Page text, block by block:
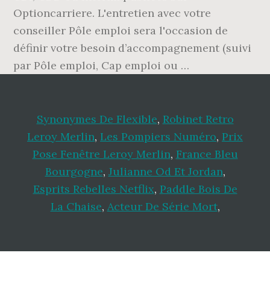
Optioncarriere. L'entretien avec votre
conseiller Pôle emploi sera l'occasion de
définir votre besoin d’accompagnement (suivi
par Pôle emploi, Cap emploi ou …
Synonymes De Flexible, Robinet Retro
Leroy Merlin, Les Pompiers Numéro, Prix
Pose Fenêtre Leroy Merlin, France Bleu
Bourgogne, Julianne Od Et Jordan,
Esprits Rebelles Netflix, Paddle Bois De
La Chaise, Acteur De Série Mort,